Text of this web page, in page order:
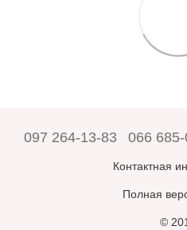
097 264-13-83 066
Контактная
Полная
©